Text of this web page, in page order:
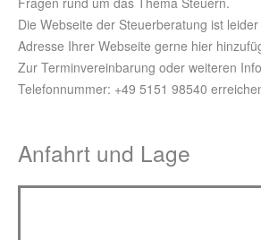
Die Webseite der Steuerberatung ist
Adresse Ihrer Webseite gerne hier
Zur Terminvereinbarung oder weiteren
Telefonnummer: +49 5151 98540
Anfahrt und Lage